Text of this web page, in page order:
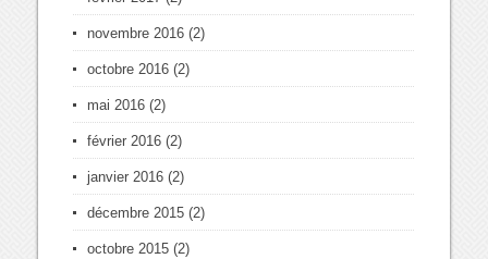
novembre 2016 (2)
octobre 2016 (2)
mai 2016 (2)
février 2016 (2)
janvier 2016 (2)
décembre 2015 (2)
octobre 2015 (2)